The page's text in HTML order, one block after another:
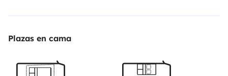
Plazas en cama